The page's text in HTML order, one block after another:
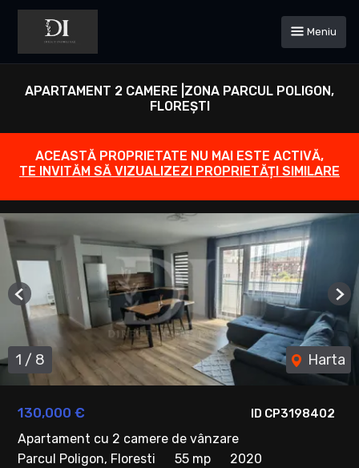
Meniu
APARTAMENT 2 CAMERE |ZONA PARCUL POLIGON,
FLOREȘTI
ACEASTĂ PROPRIETATE NU MAI ESTE ACTIVĂ,
TE INVITĂM SĂ VIZUALIZEZI PROPRIETĂȚI SIMILARE
ID CP3198402
130,000 €
Apartament cu 2 camere de vânzare
Parcul Poligon, Floresti
55 mp 2020
1 / 8 Harta
Previous